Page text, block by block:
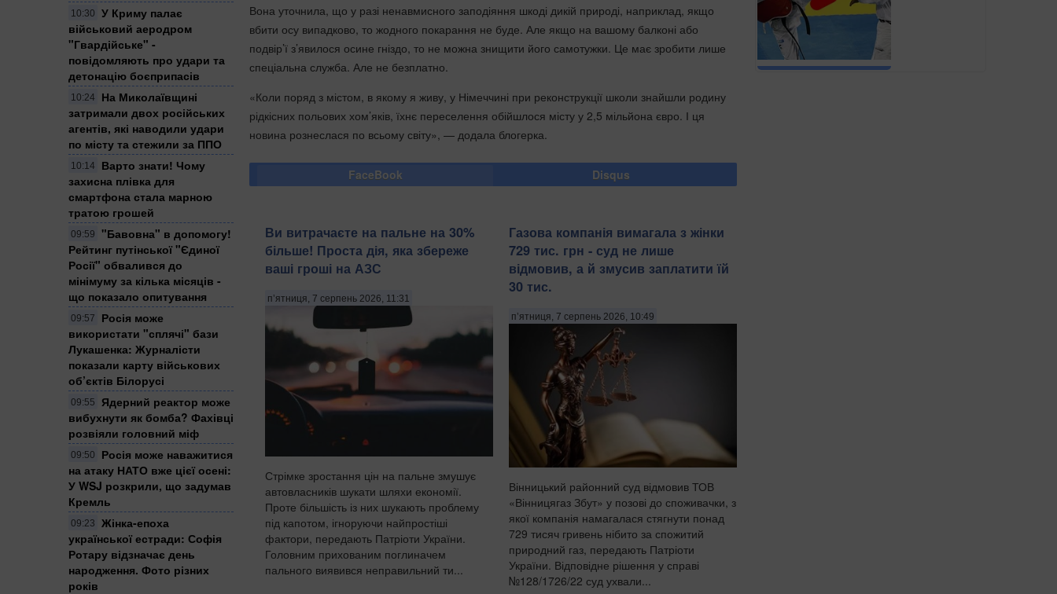
10:30
У Криму палає
військовий аеродром
"Гвардійське" -
повідомляють про удари та
детонацію боєприпасів
10:24
На Миколаївщині
затримали двох російських
агентів, які наводили удари
по місту та стежили за ППО
10:14
Варто знати! Чому
захисна плівка для
смартфона стала марною
тратою грошей
09:59
"Бавовна" в допомогу!
Рейтинг путінської "Єдиної
Росії" обвалився до
мінімуму за кілька місяців -
що показало опитування
09:57
Росія може
використати "сплячі" бази
Лукашенка: Журналісти
показали карту військових
об’єктів Білорусі
09:55
Ядерний реактор може
вибухнути як бомба? Фахівці
розвіяли головний міф
09:50
Росія може наважитися
на атаку НАТО вже цієї осені:
У WSJ розкрили, що задумав
Кремль
09:23
Жінка-епоха
української естради: Софія
Ротару відзначає день
народження. Фото різних
років
Вона уточнила, що у разі ненавмисного заподіяння шкоді дикій природі, наприклад, якщо
вбити осу випадково, то жодного покарання не буде. Але якщо на вашому балконі або
подвір’ї з’явилося осине гніздо, то не можна знищити його самотужки. Це має зробити лише
спеціальна служба. Але не безплатно.
«Коли поряд з містом, в якому я живу, у Німеччині при реконструкції школи знайшли родину
рідкісних польових хом’яків, їхнє переселення обійшлося місту у 2,5 мільйона євро. І ця
новина рознеслася по всьому світу», — додала блогерка.
FaceBook Disqus
Ви витрачаєте на пальне на 30%
більше! Проста дія, яка збереже
ваші гроші на АЗС
п’ятниця, 7 серпень 2026, 11:31
Стрімке зростання цін на пальне змушує
автовласників шукати шляхи економії.
Проте більшість із них шукають проблему
під капотом, ігноруючи найпростіші
фактори, передають Патріоти України.
Головним прихованим поглиначем
пального виявився неправильний ти...
Газова компанія вимагала з жінки
729 тис. грн - суд не лише
відмовив, а й змусив заплатити їй
30 тис.
п’ятниця, 7 серпень 2026, 10:49
Вінницький районний суд відмовив ТОВ
«Вінницягаз Збут» у позові до споживачки, з
якої компанія намагалася стягнути понад
729 тисяч гривень нібито за спожитий
природний газ, передають Патріоти
України. Відповідне рішення у справі
№128/1726/22 суд ухвали...